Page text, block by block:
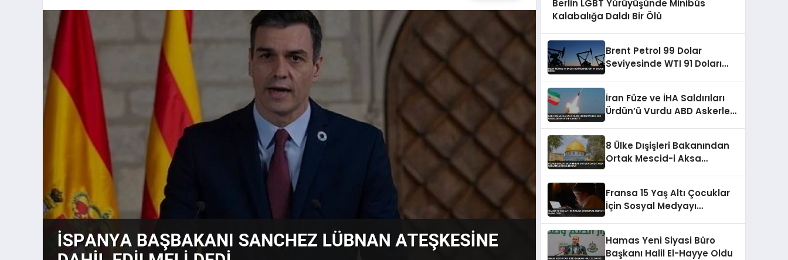
Berlin LGBT Yürüyüşünde Minibüs
Kalabalığa Daldı Bir Ölü
Brent Petrol 99 Dolar
Seviyesinde WTI 91 Doları
İran Füze ve İHA Saldırıları
Ürdün’ü Vurdu ABD Askerleri
8 Ülke Dışişleri Bakanından
Ortak Mescid-i Aksa
Fransa 15 Yaş Altı Çocuklar
İçin Sosyal Medyayı
Hamas Yeni Siyasi Büro
Başkanı Halil El-Hayye Oldu